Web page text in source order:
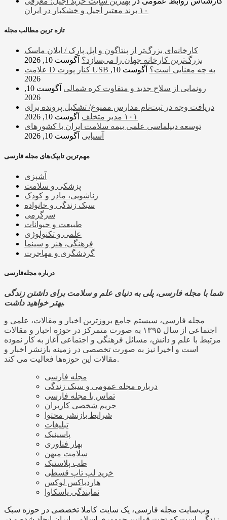
۱۰ برند معتبر آجیل و خشکبار در ایران
تازه ترین مطالب مجله
کارخانه‌ای بزرگ‌تر از پنتاگون و اپل پارک / ایلان ماسک
بزرگ‌ترین کارخانه جهان را می‌سازد؟ آگوست 10, 2026
علامت D کنار پورت USB به چه معنایی است؟
آگوست 10,
2026
رونمایی از سلاح جدید و متفاوت کره شمالی
آگوست 10,
2026
دریافت وجه در ثبت‌نام مدارس ممنوع/ تشکیل پرونده برای
۱۰۱ مدیر متخلف
آگوست 10, 2026
توسعه دیپلماسی علمی بیمه سلامت ایران با کشورهای
آسیایی آگوست 10, 2026
مهم‌ترین تایپک‌های مجله فارسی
آشپزی
پزشکی و سلامت
زناشویی، مادر و کودک
سبک زندگی و خانواده
سرگرمی
طبیعت و حیوانات
علمی و تکنولوژی
فرهنگی، هنر و سینما
گردشگری و مهاجرت
درباره مجله‌فارسی
شما با مجله فارسی، پلی به دنیای علم و سلامت برای داشتن زندگی
بهتر خواهید داشت.
مجله فارسی، سیستم جامع بروزترین اخبار و مقالات، علمی و
اجتماعی از سال ۱۳۹۵ به صورت متمرکز در حوزه اخبار و مقالات
مرتبط با علم و دانش، مسائل فرهنگی و اجتماعی آغاز به کار نموده
است و اخیرا نیز به صورت تخصصی در زمینه بازنشر اخبار و
مقالات این حوزه‌ها فعالیت می کند.
مجله فارسی
درباره مجله عمومی و سبک زندگی
تماس با مجله فارسی
حریم شخصی کاربران
شرایط بازنشر محتوا
تبلیغات
پاسینیک
بهار فناوری
سلامت میهن
طب پلاستیک
خرید لپ تاپ قسطی
هاردباکس لوکس
نمایندگی یاسکاوا
وب‌سایت مجله فارسی، یک سایت کاملا تخصصی در حوزه سبک